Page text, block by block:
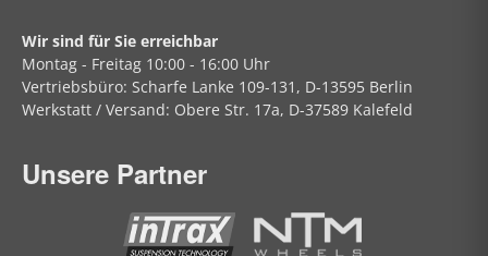
Wir sind für Sie erreichbar
Montag - Freitag 10:00 - 16:00 Uhr
Vertriebsbüro: Scharfe Lanke 109-131, D-13595 Berlin
Werkstatt / Versand: Obere Str. 17a, D-37589 Kalefeld
Unsere Partner